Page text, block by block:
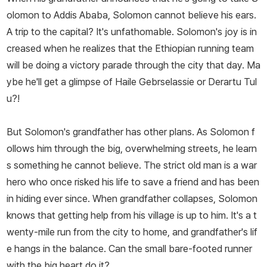
을 보냈다. 마침내 에티오피아에 평화가 찾아왔을 때 작가는 다시 에
티오피아를 찾았다. 옛 친구들을 찾으려고 백방으로 노력했지만, 에
티오피아를 떠난 친구도 있었고 세상을 떠난 친구도 있었다. 간신히
몇 명을 찾았는데, 그중에는 한때 길에서 작가에게 구걸을 했지만 지
금은 성공한 두 남자도 있었다. 그후로도 작가는 에티오피아를 자주
찾아 곳곳을 여행했고 더 많은 친구들을 갖게 되었다. 그중에는 아디
작가에게 자기들의 삶을 이야기해주고 자기들이 사는 곳을 보여주었
다. 이 아이들의 이야기가 『쓰레기왕』이다.
olomon to Addis Ababa, Solomon cannot believe his ears.
A trip to the capital? It's unfathomable. Solomon's joy is in
creased when he realizes that the Ethiopian running team
will be doing a victory parade through the city that day. Ma
ybe he'll get a glimpse of Haile Gebrselassie or Derartu Tul
u?!
But Solomon's grandfather has other plans. As Solomon f
ollows him through the big, overwhelming streets, he learn
s something he cannot believe. The strict old man is a war
hero who once risked his life to save a friend and has been
in hiding ever since. When grandfather collapses, Solomon
knows that getting help from his village is up to him. It's a t
wenty-mile run from the city to home, and grandfather's lif
e hangs in the balance. Can the small bare-footed runner